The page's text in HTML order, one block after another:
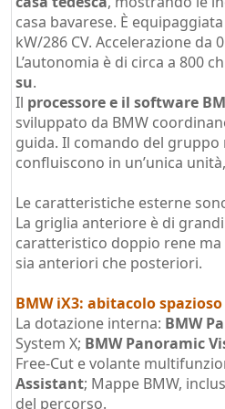
casa bavarese. È
kW/286 CV. Accelerazione
L’autonomia è di circa a 800
su.
Il processore e il software
sviluppato da BMW
guida. Il comando del
confluiscono in un’unica
Le caratteristiche esterne
La griglia anteriore è di
caratteristico doppio rene
sia anteriori che posteriori.
BMW iX3: abitacolo spazioso
La dotazione interna: BMW
System X; BMW Panoramic
Free-Cut e volante
Assistant; Mappe BMW,
del percorso.